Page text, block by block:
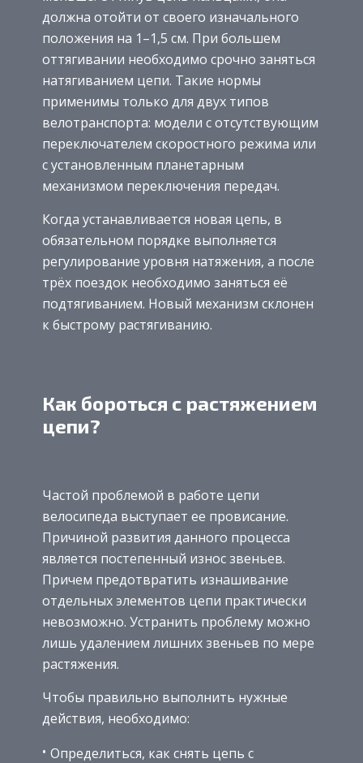
должна отойти от своего изначального
положения на 1–1,5 см. При большем
оттягивании необходимо срочно заняться
натягиванием цепи. Такие нормы
применимы только для двух типов
велотранспорта: модели с отсутствующим
переключателем скоростного режима или
с установленным планетарным
механизмом переключения передач.
Когда устанавливается новая цепь, в
обязательном порядке выполняется
регулирование уровня натяжения, а после
трёх поездок необходимо заняться её
подтягиванием. Новый механизм склонен
к быстрому растягиванию.
Как бороться с растяжением
цепи?
Частой проблемой в работе цепи
велосипеда выступает ее провисание.
Причиной развития данного процесса
является постепенный износ звеньев.
Причем предотвратить изнашивание
отдельных элементов цепи практически
невозможно. Устранить проблему можно
лишь удалением лишних звеньев по мере
растяжения.
Чтобы правильно выполнить нужные
действия, необходимо:
Определиться, как снять цепь с